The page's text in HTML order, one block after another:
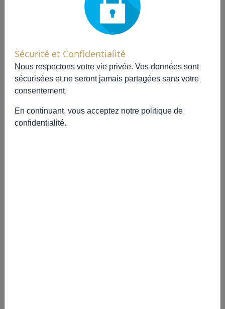
Sécurité et Confidentialité
Nous respectons votre vie privée. Vos données sont
sécurisées et ne seront jamais partagées sans votre
consentement.
En continuant, vous acceptez notre politique de
confidentialité.
laisser tiédir, sucrer, ajouter les
fruits/menthe, puis refroidir au frais. Un thé glacé
🍰 Autres recettes à découvrir